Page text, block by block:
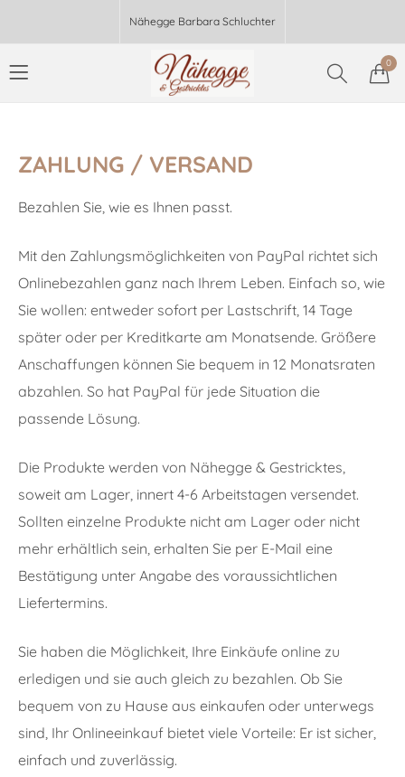
Nähegge Barbara Schluchter
0
ZAHLUNG / VERSAND
Bezahlen Sie, wie es Ihnen passt.
Mit den Zahlungsmöglichkeiten von PayPal richtet sich
Onlinebezahlen ganz nach Ihrem Leben. Einfach so, wie
Sie wollen: entweder sofort per Lastschrift, 14 Tage
später oder per Kreditkarte am Monatsende. Größere
Anschaffungen können Sie bequem in 12 Monatsraten
abzahlen. So hat PayPal für jede Situation die
passende Lösung.
Die Produkte werden von Nähegge & Gestricktes,
soweit am Lager, innert 4-6 Arbeitstagen versendet.
Sollten einzelne Produkte nicht am Lager oder nicht
mehr erhältlich sein, erhalten Sie per E-Mail eine
Bestätigung unter Angabe des voraussichtlichen
Liefertermins.
Sie haben die Möglichkeit, Ihre Einkäufe online zu
erledigen und sie auch gleich zu bezahlen. Ob Sie
bequem von zu Hause aus einkaufen oder unterwegs
sind, Ihr Onlineeinkauf bietet viele Vorteile: Er ist sicher,
einfach und zuverlässig.